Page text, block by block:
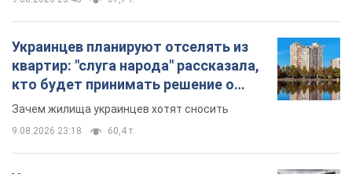
Украинцы массово покупают
дорогие новые авто: сколько стоит
самая популярная модель
Какие марки авто предпочитают приобретать